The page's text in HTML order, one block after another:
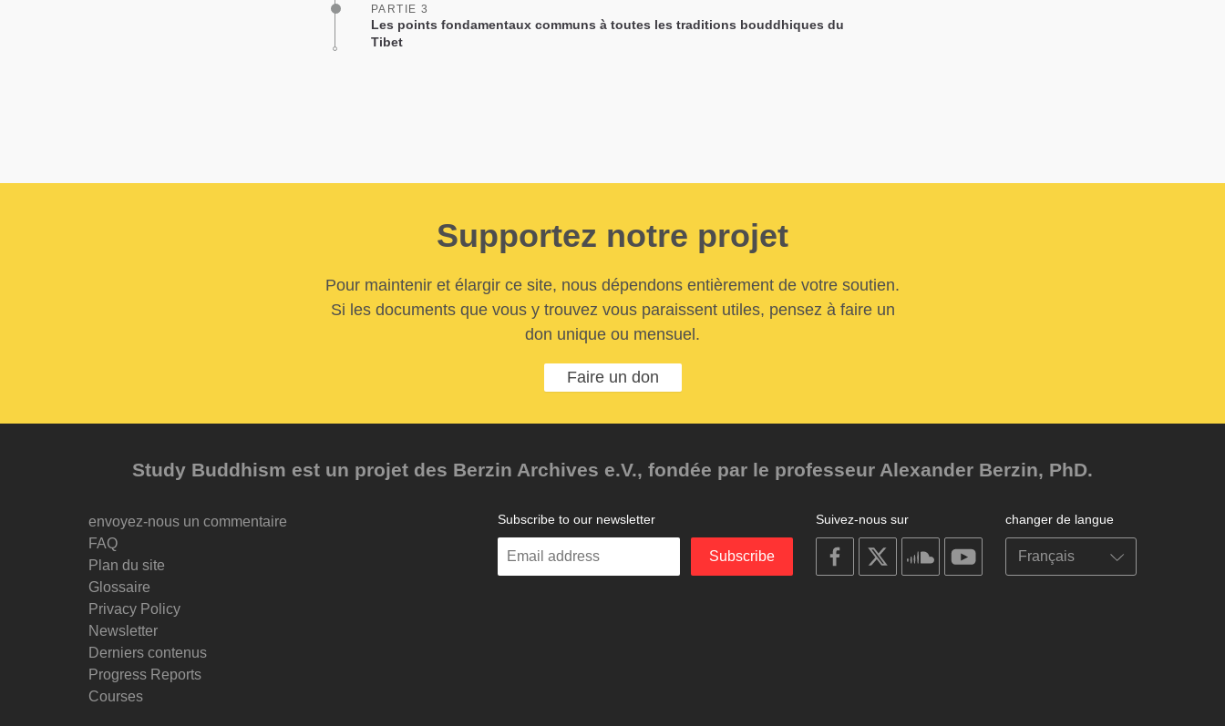
PARTIE 3
Les points fondamentaux communs à toutes les traditions bouddhiques du
Tibet
Supportez notre projet
Pour maintenir et élargir ce site, nous dépendons entièrement de votre soutien.
Si les documents que vous y trouvez vous paraissent utiles, pensez à faire un
don unique ou mensuel.
Faire un don
Study Buddhism est un projet des Berzin Archives e.V., fondée par le professeur Alexander Berzin, PhD.
envoyez-nous un commentaire
FAQ
Plan du site
Glossaire
Privacy Policy
Newsletter
Derniers contenus
Progress Reports
Courses
changer de langue
Suivez-nous sur
on
facebook
on
on
soundcloudyoutube
Subscribe to our newsletter
Enter
Subscribe